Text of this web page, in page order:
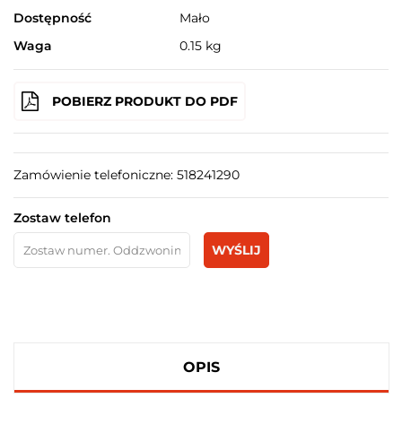
Dostępność
Mało
Waga
0.15 kg
POBIERZ PRODUKT DO PDF
Zamówienie telefoniczne: 518241290
Zostaw telefon
WYŚLIJ
OPIS